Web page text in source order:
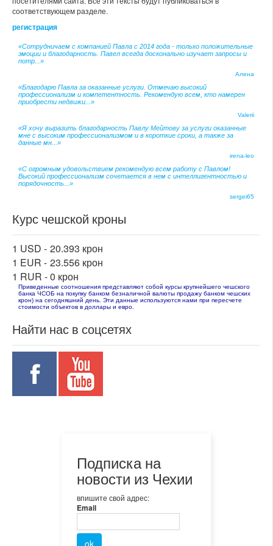
соответствующем разделе.
регистрация
«Сотрудничаем с компанией Павла с 2014 года - только положительные
эмоции и благодарность. Павел всегда досконально изучает запросы и
потр...»
Алена
«Благодарю Павла за оказанные услуги. Отмечаю высокий
профессионализм и компетентность. Рекомендую всем, кто намерен
приобрести недвижи...»
Valerii
«Я хочу выразить благодарность Павлу Мейтову за услуги оказанные
мне с высоким профессионализмом и в короткие сроки, а также за
данные мн...»
irena-leo
«С огромным удовольствием рекомендую всем работу с Павлом!
Высокий профессионализм сочетается в нем с интеллигентностью и
порядочность...»
sergei65
Курс чешской кроны
1 USD - 20.393 крон
1 EUR - 23.556 крон
1 RUR -0 крон
Приведенные соотношения представляют собой курсы крупнейшего чешского
банка ЧСОБ на покупку банком безналичной валюты продажу банком чешских
крон) на сегодняшний день. Эти данные используются нами при пересчете
стоимости объектов в доллары и евро.
Найти нас в соцсетях
Подписка на
новости из Чехии
впишите свой адрес:
Email